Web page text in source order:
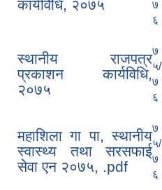
कार्यविधि, २०७५
७
६
स्थानीय राजपत्र
प्रकाशन कार्यविधि,
२०७५
७
५/
७
६
महाशिला गा पा, स्थानीय
स्वास्थ्य तथा सरसफाई
सेवा एन २०७५, .pdf
७
५/
७
६